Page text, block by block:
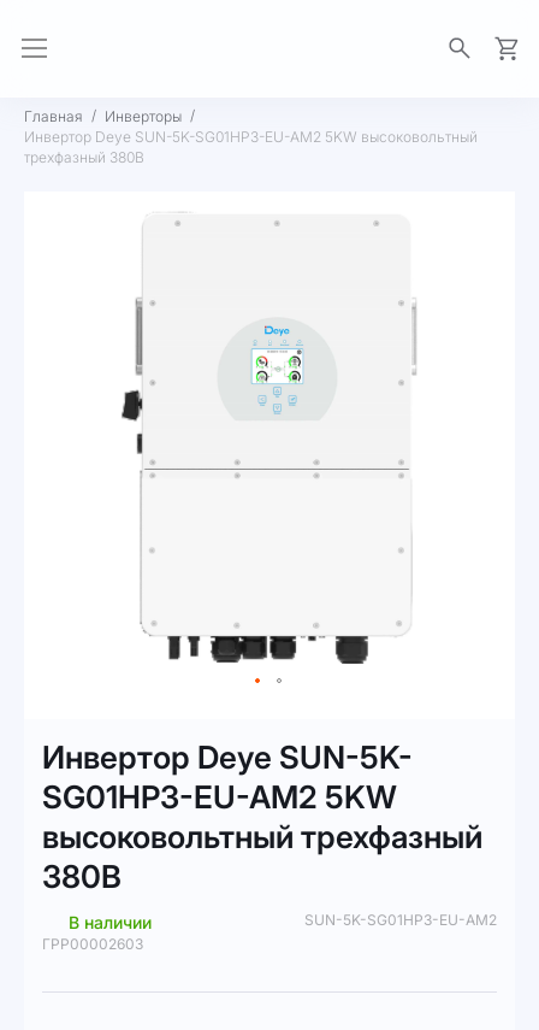
Главная
Инверторы
Инвертор Deye SUN-5K-SG01HP3-EU-AM2 5KW высоковольтный
трехфазный 380В
началу
галереи
изображений
Инвертор Deye SUN-5K-
SG01HP3-EU-AM2 5KW
высоковольтный трехфазный
380В
В наличии
SUN-5K-SG01HP3-EU-AM2
ГРР00002603